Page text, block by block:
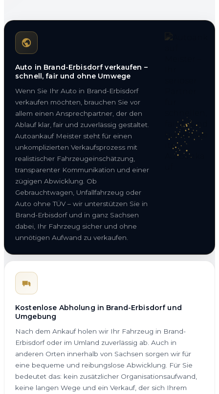
Auto in Brand-Erbisdorf verkaufen –
schnell, fair und ohne Umwege
Wenn Sie Ihr Auto in Brand-Erbisdorf
verkaufen möchten, brauchen Sie vor
allem einen Ansprechpartner, der den
Ablauf klar, fair und zuverlässig gestaltet.
Autoankauf Meister steht für einen
unkomplizierten Verkaufsprozess mit
realistischer Fahrzeugeinschätzung,
transparenter Kommunikation und einer
zügigen Abwicklung. Ob
Gebrauchtwagen, Unfallfahrzeug oder
Auto ohne TÜV – wir unterstützen Sie in
Brand-Erbisdorf und in ganz Sachsen
dabei, Ihr Fahrzeug sicher und ohne
unnötigen Aufwand zu verkaufen.
Kostenlose Abholung in Brand-Erbisdorf und
Umgebung
Nach dem Ankauf holen wir Ihr Fahrzeug in Brand-
Erbisdorf oder im Umland zuverlässig ab. Auch in
anderen Orten innerhalb von Sachsen sorgen wir für
eine bequeme und reibungslose Abwicklung. Für Sie
bedeutet das: kein zusätzlicher Organisationsaufwand,
keine langen Wege und ein Verkauf, der sich Ihrem